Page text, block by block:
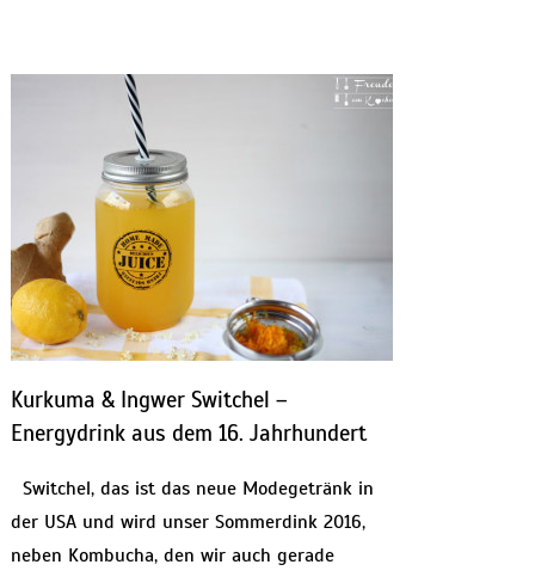
Kurkuma & Ingwer Switchel –
Energydrink aus dem 16. Jahrhundert
Switchel, das ist das neue Modegetränk in
der USA und wird unser Sommerdink 2016,
neben Kombucha, den wir auch gerade